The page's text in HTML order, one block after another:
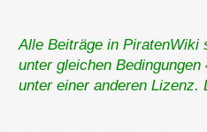
Alle Beiträge in PiratenWiki
unter gleichen
unter einer anderen